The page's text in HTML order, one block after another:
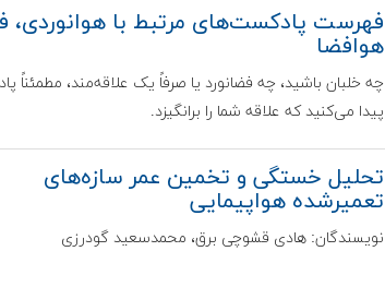
فهرست پادکست‌های مرتبط با هوانوردی،
هوافضا
چه خلبان باشید، چه فضانورد یا صرفاً یک علاقه‌مند، مطمئناً
پیدا می‌کنید که علاقه شما را برانگیزد.
تحلیل خستگی و تخمین عمر سازه‌های
تعمیرشده هواپیمایی
نویسندگان: هادی قشوچی برق، محمدسعید گودرزی